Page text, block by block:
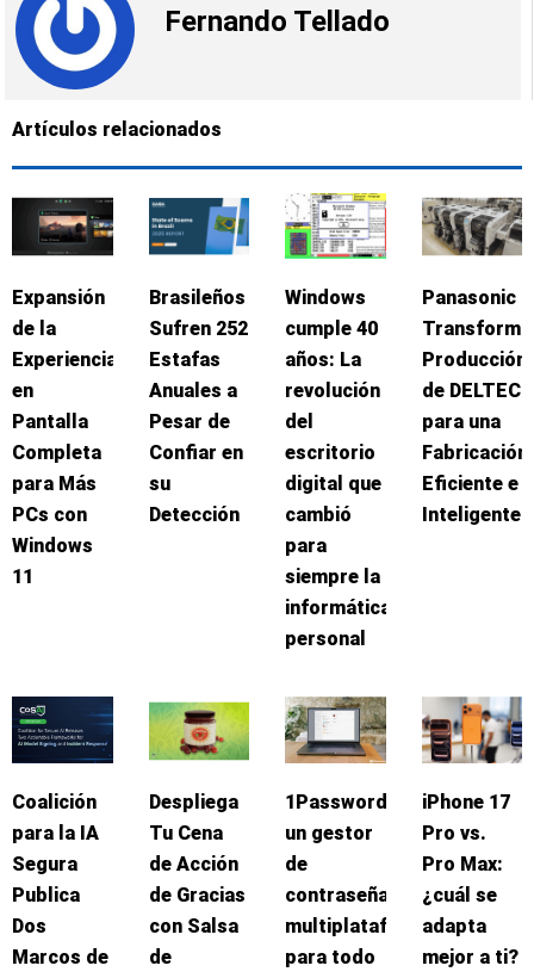
Fernando Tellado
Artículos relacionados
Expansión
de la
Experiencia
en
Pantalla
Completa
para Más
PCs con
Windows
11
Brasileños
Sufren 252
Estafas
Anuales a
Pesar de
Confiar en
su
Detección
Windows
cumple 40
años: La
revolución
del
escritorio
digital que
cambió
para
siempre la
informática
personal
Panasonic
Transforma
Producción
de DELTEC
para una
Fabricación
Eficiente e
Inteligente
Coalición
para la IA
Segura
Publica
Dos
Marcos de
Despliega
Tu Cena
de Acción
de Gracias
con Salsa
de
1Password:
un gestor
de
contraseñas
multiplataforma
para todo
iPhone 17
Pro vs.
Pro Max:
¿cuál se
adapta
mejor a ti?